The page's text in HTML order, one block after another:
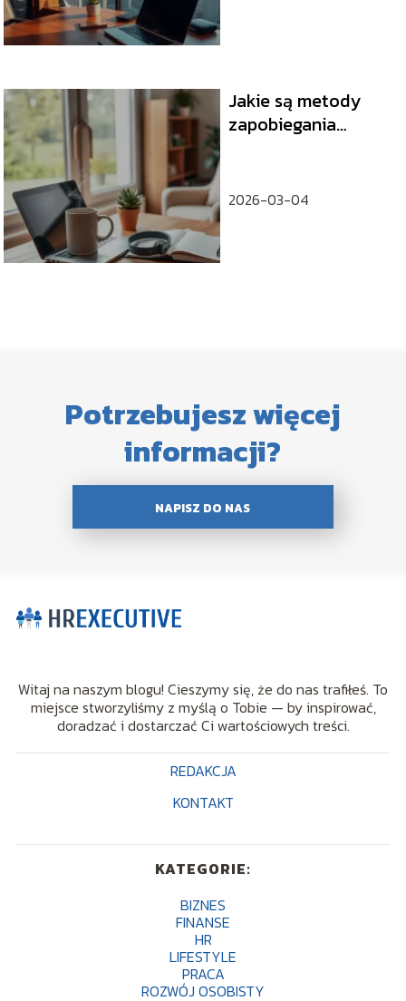
Jakie są metody
zapobiegania
2026-03-04
Potrzebujesz więcej
informacji?
NAPISZ DO NAS
Witaj na naszym blogu! Cieszymy się, że do nas trafiłeś. To
miejsce stworzyliśmy z myślą o Tobie — by inspirować,
doradzać i dostarczać Ci wartościowych treści.
REDAKCJA
KONTAKT
KATEGORIE:
BIZNES
FINANSE
HR
LIFESTYLE
PRACA
ROZWÓJ OSOBISTY